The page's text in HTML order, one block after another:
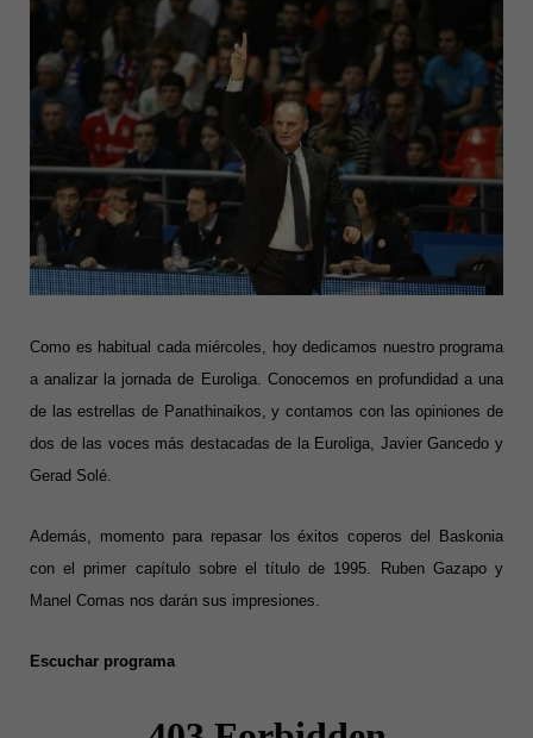
Como es habitual cada miércoles, hoy dedicamos nuestro programa
a analizar la jornada de Euroliga. Conocemos en profundidad a una
de las estrellas de Panathinaikos, y contamos con las opiniones de
dos de las voces más destacadas de la Euroliga, Javier Gancedo y
Gerad Solé.
Además, momento para repasar los éxitos coperos del Baskonia
con el primer capítulo sobre el título de 1995. Ruben Gazapo y
Manel Comas nos darán sus impresiones.
Escuchar programa